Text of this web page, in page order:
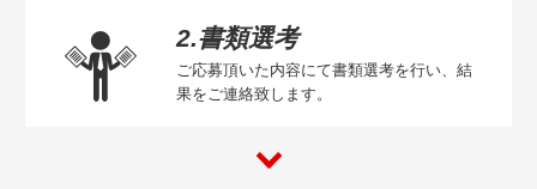
2.書類選考
ご応募頂いた内容にて書類選考を行い、結
果をご連絡致します。